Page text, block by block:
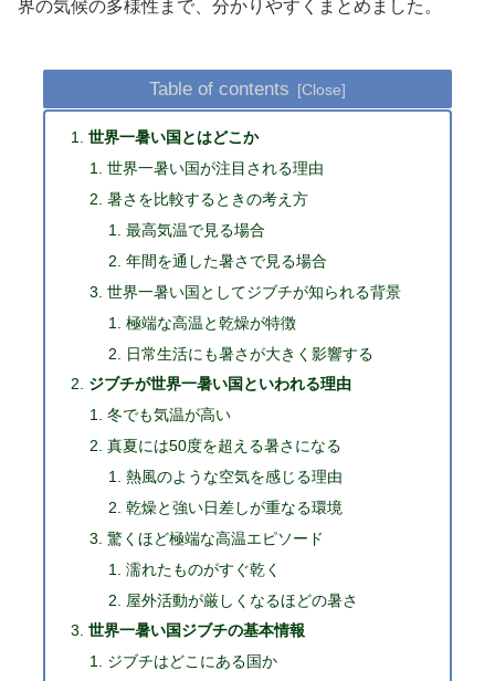
界の気候の多様性まで、分かりやすくまとめました。
Table of contents
世界一暑い国とはどこか
世界一暑い国が注目される理由
暑さを比較するときの考え方
最高気温で見る場合
年間を通した暑さで見る場合
世界一暑い国としてジブチが知られる背景
極端な高温と乾燥が特徴
日常生活にも暑さが大きく影響する
ジブチが世界一暑い国といわれる理由
冬でも気温が高い
真夏には50度を超える暑さになる
熱風のような空気を感じる理由
乾燥と強い日差しが重なる環境
驚くほど極端な高温エピソード
濡れたものがすぐ乾く
屋外活動が厳しくなるほどの暑さ
世界一暑い国ジブチの基本情報
ジブチはどこにある国か